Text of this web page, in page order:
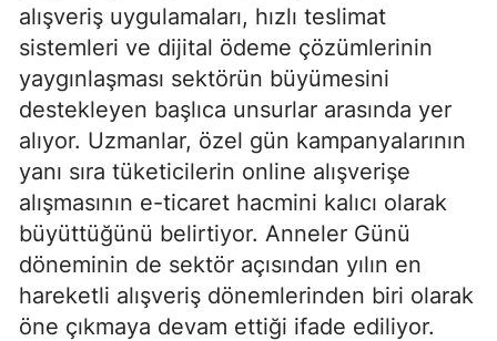
alışveriş uygulamaları, hızlı teslimat
sistemleri ve dijital ödeme çözümlerinin
yaygınlaşması sektörün büyümesini
destekleyen başlıca unsurlar arasında yer
alıyor. Uzmanlar, özel gün kampanyalarının
yanı sıra tüketicilerin online alışverişe
alışmasının e-ticaret hacmini kalıcı olarak
büyüttüğünü belirtiyor. Anneler Günü
döneminin de sektör açısından yılın en
hareketli alışveriş dönemlerinden biri olarak
öne çıkmaya devam ettiği ifade ediliyor.